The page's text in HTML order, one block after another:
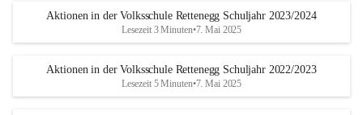
Aktionen in der Volksschule Rettenegg Schuljahr 2023/2024
Lesezeit 3 Minuten•7. Mai 2025
Aktionen in der Volksschule Rettenegg Schuljahr 2022/2023
Lesezeit 5 Minuten•7. Mai 2025